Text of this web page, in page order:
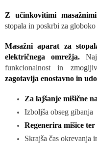
Z učinkovitimi
stopala in poskrbi za globoko
Masažni aparat za
električnega omrežja.
funkcionalnost in
zagotavlja enostavno in
Za lajšanje mišične
Izboljša obseg gibanja
Regenerira mišice
Skrajša čas okrevanja